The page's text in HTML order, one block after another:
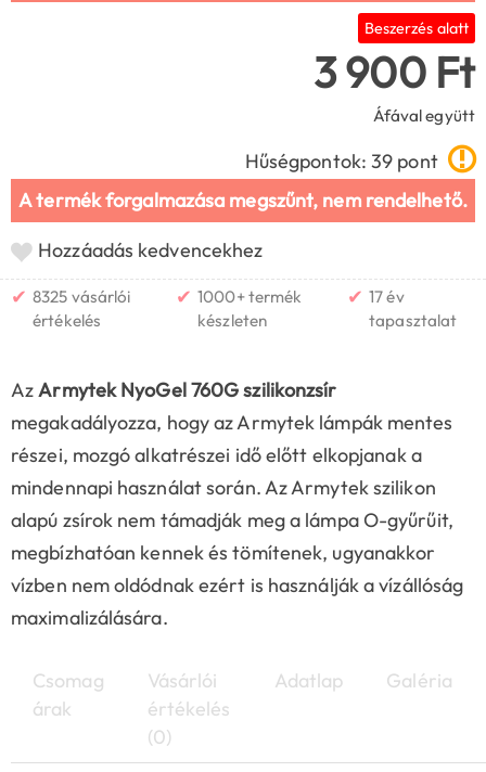
Beszerzés alatt
3 900 Ft
Áfával együtt
Hűségpontok: 39 pont
A termék forgalmazása megszűnt, nem rendelhető.
Hozzáadás kedvencekhez
✔ 8325 vásárlói
értékelés
✔ 1000+ termék
készleten
✔ 17 év
tapasztalat
AzArmytek NyoGel 760G szilikonzsír
megakadályozza, hogy az Armytek lámpák mentes
részei, mozgó alkatrészei idő előtt elkopjanak a
mindennapi használat során. Az Armytek szilikon
alapú zsírok nem támadják meg a lámpa O-gyűrűit,
megbízhatóan kennek és tömítenek, ugyanakkor
vízben nem oldódnak ezért is használják a vízállóság
maximalizálására.
Csomag
árak
Vásárlói
értékelés
(0)
Adatlap Galéria